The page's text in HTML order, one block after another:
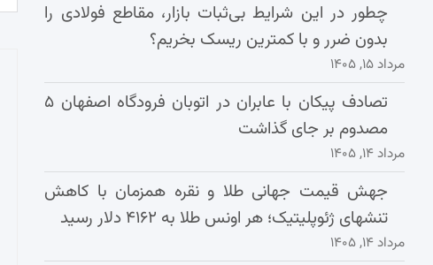
چطور در این شرایط بی‌ثبات بازار، مقاطع فولادی را
بدون ضرر و با کمترین ریسک بخریم؟
مرداد ۱۵, ۱۴۰۵
تصادف پیکان با عابران در اتوبان فرودگاه اصفهان ۵
مصدوم بر جای گذاشت
مرداد ۱۴, ۱۴۰۵
جهش قیمت جهانی طلا و نقره همزمان با کاهش
تنشهای ژئوپلیتیک؛ هر اونس طلا به ۴۱۶۲ دلار رسید
مرداد ۱۴, ۱۴۰۵